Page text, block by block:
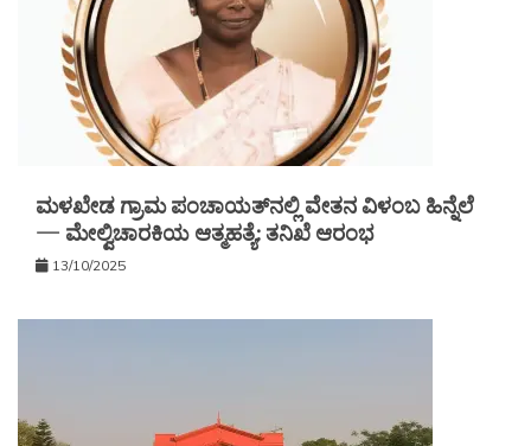
ಮಳಖೇಡ ಗ್ರಾಮ ಪಂಚಾಯತ್‌ನಲ್ಲಿ ವೇತನ ವಿಳಂಬ ಹಿನ್ನೆಲೆ
— ಮೇಲ್ವಿಚಾರಕಿಯ ಆತ್ಮಹತ್ಯೆ: ತನಿಖೆ ಆರಂಭ
13/10/2025